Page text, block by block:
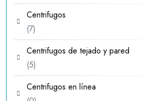
productos
Centrifugos
77
productos
Centrifugos de tejado y pared
55
productos
Centrifugos en línea